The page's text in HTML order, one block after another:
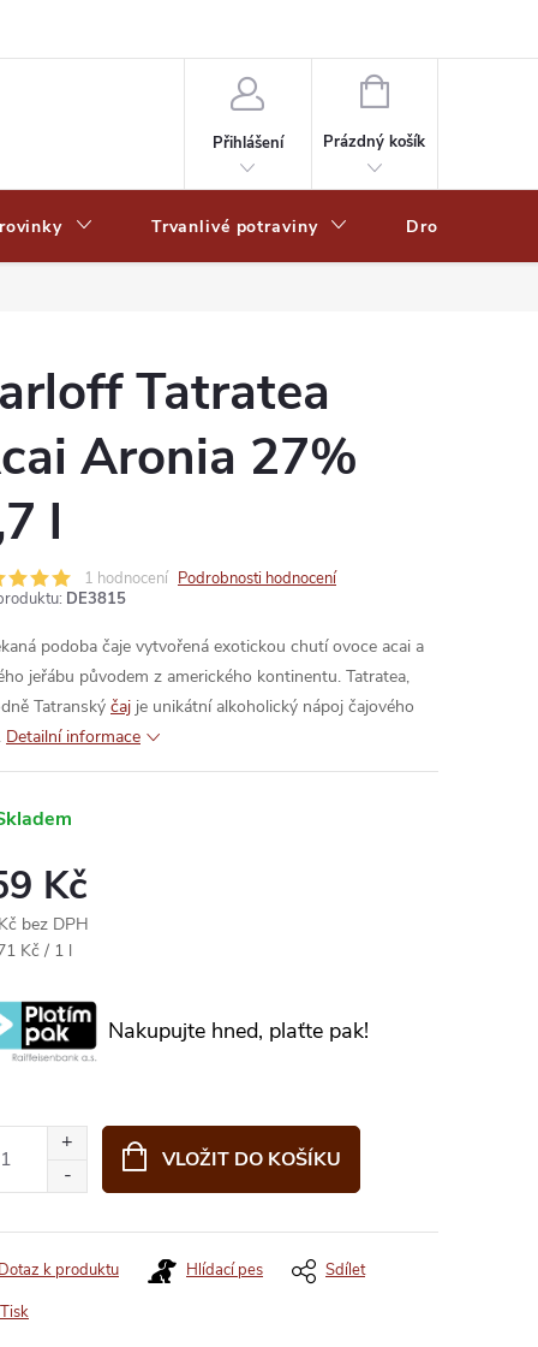
Přihlášení
NÁKUPNÍ
Prázdný košík
Trvanlivé potraviny Drogerie
Tatratea
Aronia 27%
l
1 hodnocení Podrobnosti hodnocení
DE3815
podoba čaje vytvořená exotickou chutí ovoce acai a
jeřábu původem z amerického kontinentu. Tatratea,
Tatranský čaj je unikátní alkoholický nápoj čajového
Detailní informace
Kč
bez DPH
Kč / 1 l
Nakupujte hned, plaťte pak!
VLOŽIT DO KOŠÍKU
Tisk
k produktu Hlídací pes Sdílet